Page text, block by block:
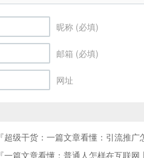
昵称 (必填)
邮箱 (必填)
网址
『超级干货：一篇文章看懂：引流推广
『一篇文章看懂：普通人怎样在互联网